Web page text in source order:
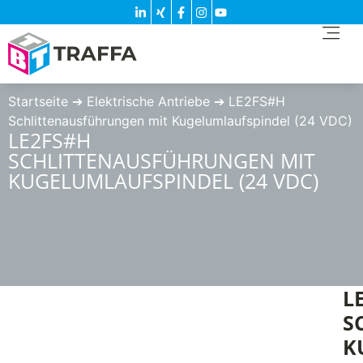
Startseite ➔ Elektrische Antriebe ➔ LE2FS#H
Schlittenausführungen mit Kugelumlaufspindel (24 VDC)
LE2FS#H
SCHLITTENAUSFÜHRUNGEN MIT
KUGELUMLAUFSPINDEL (24 VDC)